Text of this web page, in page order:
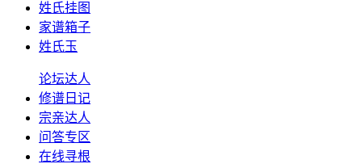
姓氏挂图
家谱箱子
姓氏玉
论坛达人
修谱日记
宗亲达人
问答专区
在线寻根